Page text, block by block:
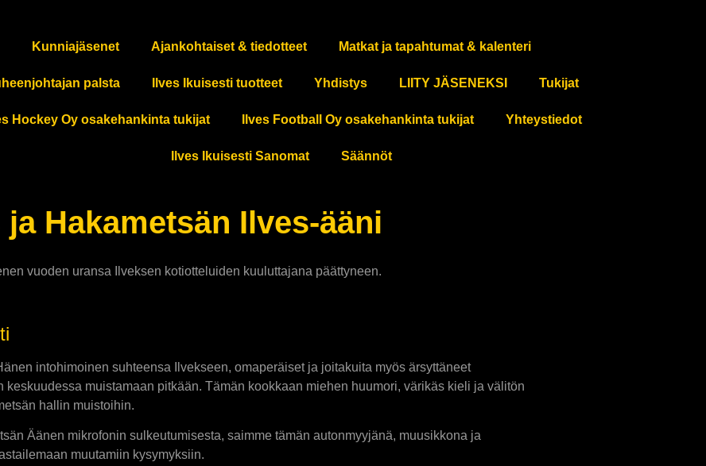
Kunniajäsenet Ajankohtaiset & tiedotteet Matkat ja tapahtumat & kalenteri
palsta Ilves Ikuisesti tuotteet Yhdistys LIITY JÄSENEKSI Tukijat
Hockey Oy osakehankinta tukijat Ilves Football Oy osakehankinta tukijat Yhteystiedot
Ilves Ikuisesti Sanomat Säännöt
Hakametsän Ilves-ääni
vuoden uransa Ilveksen kotiotteluiden kuuluttajana päättyneen.
intohimoinen suhteensa Ilvekseen, omaperäiset ja joitakuita myös ärsyttäneet
muistamaan pitkään. Tämän kookkaan miehen huumori, värikäs kieli ja välitön
hallin muistoihin.
Äänen mikrofonin sulkeutumisesta, saimme tämän autonmyyjänä, muusikkona ja
muutamiin kysymyksiin.